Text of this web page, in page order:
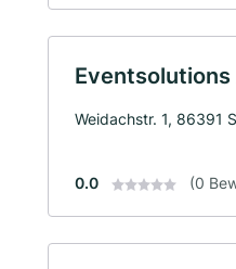
Weidachstr. 1, 86391
0.0 (0